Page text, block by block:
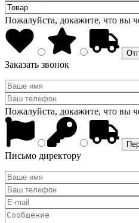
Пожалуйста, докажите, что вы
Заказать звонок
Пожалуйста, докажите, что вы
Письмо директору